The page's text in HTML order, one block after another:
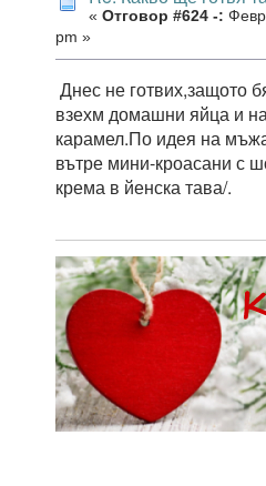
« Отговор #624 -:
pm »
Днес не готвих,защото
взехм домашни яйца и
карамел.По идея на
вътре мини-кроасани с
крема в йенска тава/.